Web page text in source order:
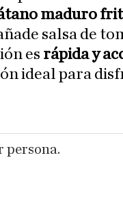
maduro
salsa de
es rápida y
ideal para
persona.